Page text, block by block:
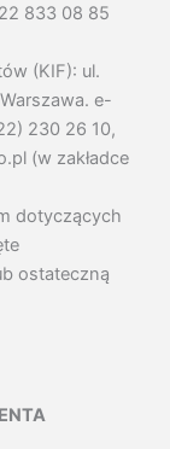
833 08 85
(KIF): ul.
e-
230 26 10,
(w zakładce
dotyczących
ostateczną